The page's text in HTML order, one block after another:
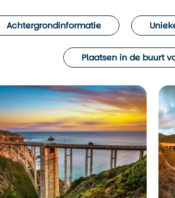
Achtergrondinformatie
Plaatsen in de buurt